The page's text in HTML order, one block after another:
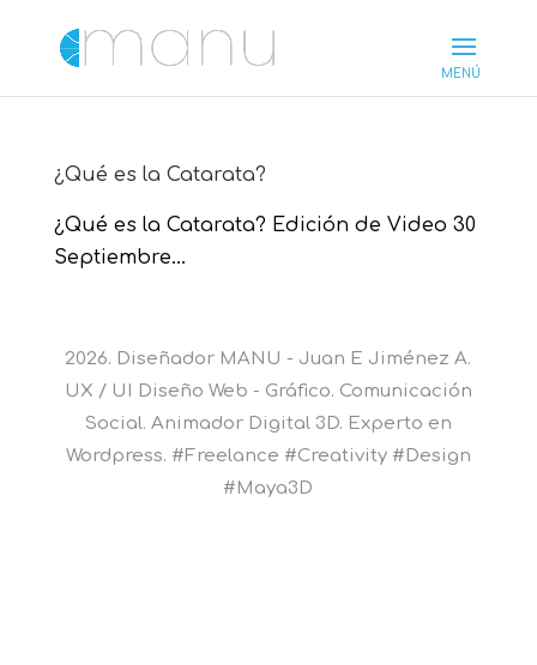
¿Qué es la Catarata?
¿Qué es la Catarata? Edición de Video 30
Septiembre...
2026. Diseñador MANU - Juan E Jiménez A.
UX / UI Diseño Web - Gráfico. Comunicación
Social. Animador Digital 3D. Experto en
Wordpress. #Freelance #Creativity #Design
#Maya3D